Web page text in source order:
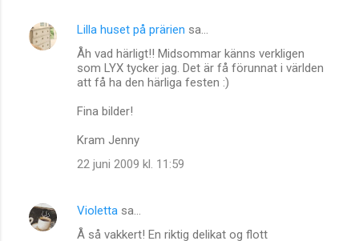
Lilla huset på prärien sa…
Åh vad härligt!! Midsommar känns verkligen
som LYX tycker jag. Det är få förunnat i världen
att få ha den härliga festen :)
Fina bilder!
Kram Jenny
22 juni 2009 kl. 11:59
Violetta sa…
Å så vakkert! En riktig delikat og flott